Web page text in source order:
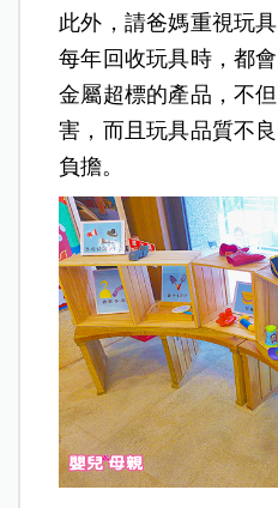
此外，請爸媽重視玩
每年回收玩具時，都
金屬超標的產品，不
害，而且玩具品質不
負擔。